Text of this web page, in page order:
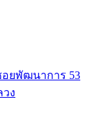
อยพัฒนาการ 53
ง